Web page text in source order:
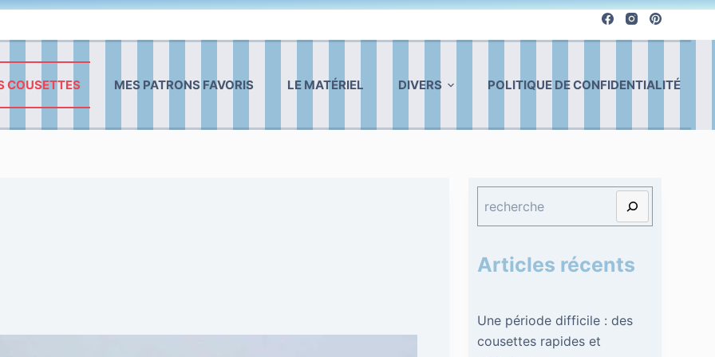
COUSETTES MES PATRONS FAVORIS LE MATÉRIEL DIVERS POLITIQUE DE CONFIDENTIALITÉ
Articles récents
Une période difficile : des
cousettes rapides et